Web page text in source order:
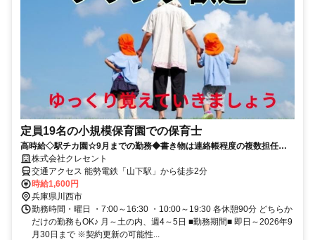
定員19名の小規模保育園での保育士
高時給◇駅チカ園☆9月までの勤務◆書き物は連絡帳程度の複数担任制
(^^)【川西市/保育士】
株式会社クレセント
交通アクセス 能勢電鉄「山下駅」から徒歩2分
時給1,600円
兵庫県川西市
勤務時間・曜日 ・7:00～16:30 ・10:00～19:30 各休憩90分 どちらか
だけの勤務もOK♪ 月～土の内、週4～5日 ■勤務期間■ 即日～2026年9
月30日まで ※契約更新の可能性...